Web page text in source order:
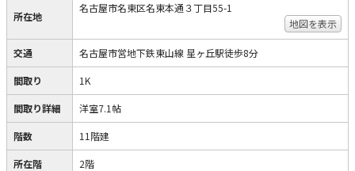
所在地
名古屋市名東区名東本通３丁目55-1
地図を表示
交通 名古屋市営地下鉄東山線 星ヶ丘駅徒歩8分
間取り 1K
間取り詳細 洋室7.1帖
階数 11階建
所在階 2階